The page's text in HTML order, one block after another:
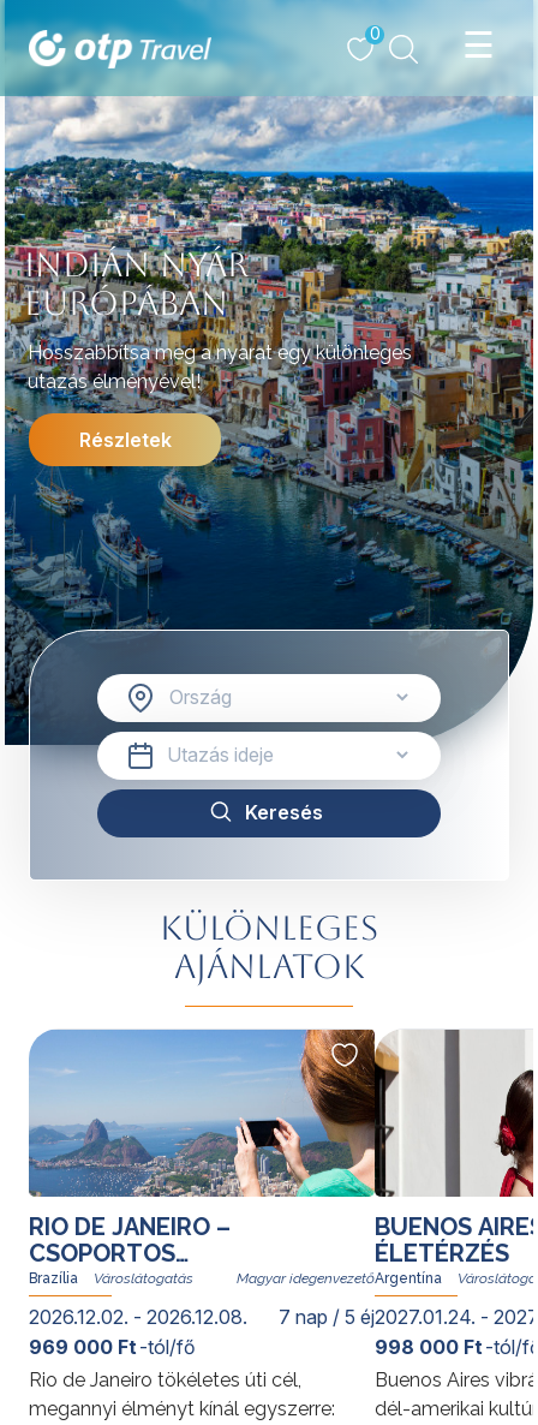
0
INDIÁN NYÁR
EURÓPÁBAN
Hosszabbítsa meg a nyarat egy különleges
utazás élményével!
Részletek
Különleges
ajánlatok
RIO DE JANEIRO –
CSOPORTOS
VÁROSLÁTOGATÁS
Brazília Magyar idegenvezető
2026.12.02. - 2026.12.08. 7 nap / 5 éj
Rio de Janeiro tökéletes úti cél,
megannyi élményt kínál egyszerre:
969 000 Ft-tól/fő
BUENOS
ÉLETÉRZÉS
Argentína
2027.01.24. -
Buenos Aires
dél-amerikai
998 000 Ft-tól/